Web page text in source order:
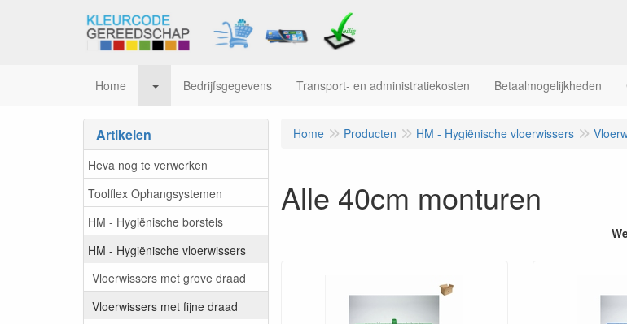
Home Bedrijfsgegevens Transport- en administratiekosten Betaalmogelijkheden
Artikelen
Heva nog te verwerken
Toolflex Ophangsystemen
HM - Hygiënische borstels
HM - Hygiënische vloerwissers
Vloerwissers met grove draad
Vloerwissers met fijne draad
Home Producten HM - Hygiënische vloerwissers
Alle 40cm monturen